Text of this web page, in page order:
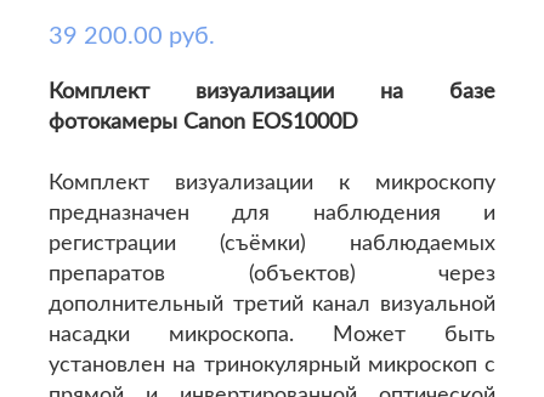
39 200.00 руб.
Комплект визуализации на базе
фотокамеры Canon EOS1000D
Комплект визуализации к микроскопу
предназначен для наблюдения и
регистрации (съёмки) наблюдаемых
препаратов (объектов) через
дополнительный третий канал визуальной
насадки микроскопа. Может быть
установлен на тринокулярный микроскоп с